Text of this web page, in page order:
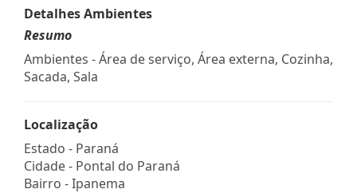
Detalhes Ambientes
Resumo
Ambientes - Área de serviço, Área externa, Cozinha,
Sacada, Sala
Localização
Estado - Paraná
Cidade - Pontal do Paraná
Bairro -Ipanema